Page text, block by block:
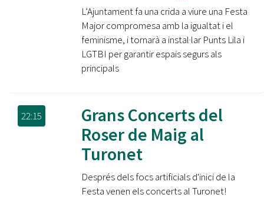
L’Ajuntament fa una crida a viure una Festa
Major compromesa amb la igualtat i el
feminisme, i tornarà a instal·lar Punts Lila i
LGTBI per garantir espais segurs als
principals
22:15
Grans Concerts del
Roser de Maig al
Turonet
Després dels focs artificials d'inici de la
Festa venen els concerts al Turonet!